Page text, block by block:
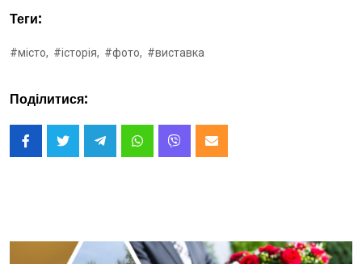
Теги:
#місто, #історія, #фото, #виставка
Поділитися: